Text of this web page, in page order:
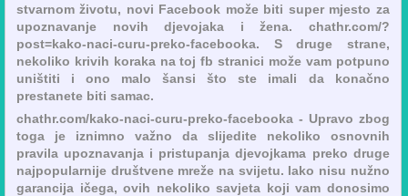
stvarnom životu, novi Facebook može biti super mjesto za
upoznavanje novih djevojaka i žena. chathr.com/?
post=kako-naci-curu-preko-facebooka. S druge strane,
nekoliko krivih koraka na toj fb stranici može vam potpuno
uništiti i ono malo šansi što ste imali da konačno
prestanete biti samac.
chathr.com/kako-naci-curu-preko-facebooka - Upravo zbog
toga je iznimno važno da slijedite nekoliko osnovnih
pravila upoznavanja i pristupanja djevojkama preko druge
najpopularnije društvene mreže na svijetu. Iako nisu nužno
garancija ičega, ovih nekoliko savjeta koji vam donosimo